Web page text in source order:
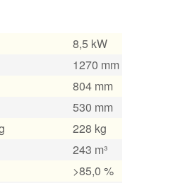
8,5 kW
1270 mm
804 mm
530 mm
228 kg
243 m³
>85,0 %